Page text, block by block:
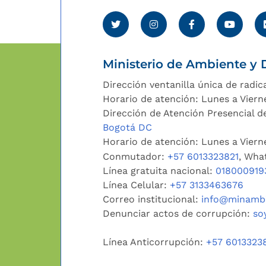
Ministerio de Ambiente y
Dirección ventanilla única de
Horario de atención: Lunes a
Dirección de Atención Presencial
Bogotá DC
Horario de atención: Lunes a
Conmutador: +57 6013323821,
Línea gratuita nacional:
Línea Celular: +57 3133463676
Correo institucional:
Denunciar actos de corrupción:
Línea Anticorrupción: +57